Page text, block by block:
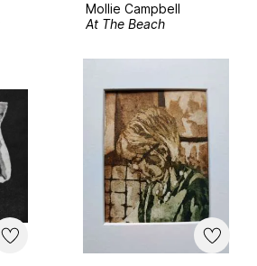
Mollie Campbell
At The Beach